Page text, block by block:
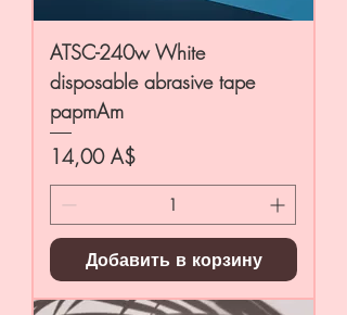
ATSC-240w White
disposable abrasive tape
papmAm
Цена
14,00 A$
Добавить в корзину